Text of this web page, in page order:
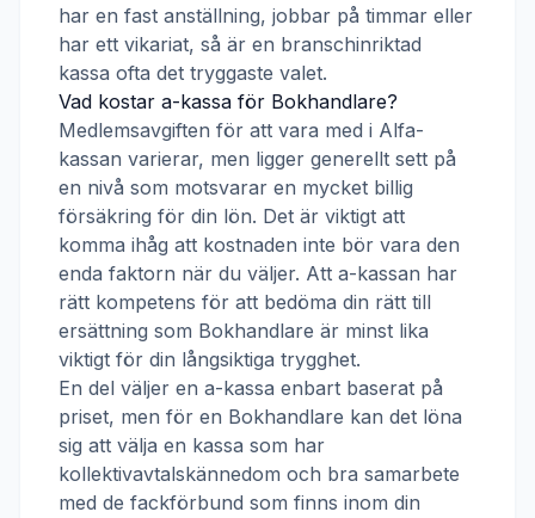
har en fast anställning, jobbar på timmar eller
har ett vikariat, så är en branschinriktad
kassa ofta det tryggaste valet.
Vad kostar a-kassa för Bokhandlare?
Medlemsavgiften för att vara med i Alfa-
kassan varierar, men ligger generellt sett på
en nivå som motsvarar en mycket billig
försäkring för din lön. Det är viktigt att
komma ihåg att kostnaden inte bör vara den
enda faktorn när du väljer. Att a-kassan har
rätt kompetens för att bedöma din rätt till
ersättning som Bokhandlare är minst lika
viktigt för din långsiktiga trygghet.
En del väljer en a-kassa enbart baserat på
priset, men för en Bokhandlare kan det löna
sig att välja en kassa som har
kollektivavtalskännedom och bra samarbete
med de fackförbund som finns inom din